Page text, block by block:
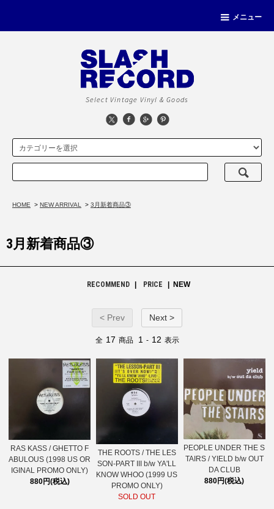
メニュー
Select Vintage Vinyl & Goods
HOME > NEW ARRIVAL > 3月新着商品③
3月新着商品③
RECOMMEND PRICE | NEW
< Prev Next >
全 17 商品 1 - 12 表示
RAS KASS / GHETTO F
ABULOUS (1998 US OR
IGINAL PROMO ONLY)
880円(税込)
THE ROOTS / THE LES
SON-PART III b/w YA'LL
KNOW WHOO (1999 US
PROMO ONLY)
SOLD OUT
PEOPLE UNDER THE S
TAIRS / YIELD b/w OUT
DA CLUB
880円(税込)